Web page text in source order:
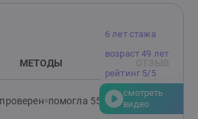
и переживаниях.Я помогу
гармоничные отношения с
семейные
ресурсы. В терапии со мной Вы
вкус жизни, радость отношений,
и уверенность.Клиенты
6 лет стажа
возраст 49 лет
рейтинг 5/5
смотреть
видео
МЕТОДЫ
помогла 553 клиентам